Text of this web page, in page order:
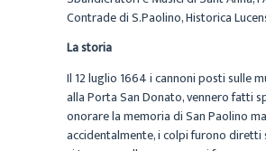
Contrade di S.Paolino, Historica
La storia
Il 12 luglio 1664 i cannoni posti sulle
alla Porta San Donato, vennero fatti
onorare la memoria di San Paolino
accidentalmente, i colpi furono diretti